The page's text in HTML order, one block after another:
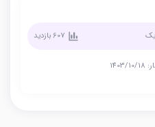
607 بازدید
1403/10/18